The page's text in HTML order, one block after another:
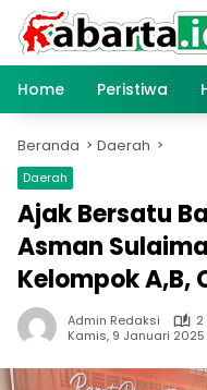
Langsung
konten
Home
Peristiwa
Beranda Daerah
Daerah
Ajak Bersatu
Asman
Kelompok A,B,
Admin Redaksi
Kamis, 9 Januari 2025